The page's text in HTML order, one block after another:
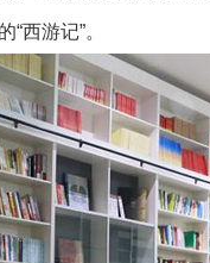
“西游记”。